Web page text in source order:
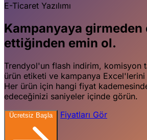
E-Ticaret Yazılımı
Kampanyaya girmeden
ettiğinden emin ol.
Trendyol'un flash indirim, komisyon
ürün etiketi ve kampanya
Her ürün için hangi fiyat
edeceğinizi saniyeler içinde görün.
Ücretsiz Başla Fiyatları Gör